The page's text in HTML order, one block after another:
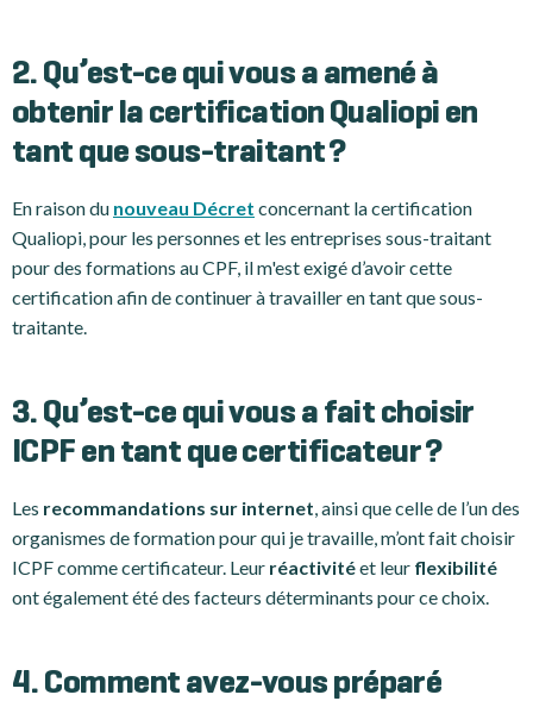
2. Qu’est-ce qui vous a amené à
obtenir la certification Qualiopi en
tant que sous-traitant ?
En raison du nouveau Décret concernant la certification
Qualiopi, pour les personnes et les entreprises sous-traitant
pour des formations au CPF, il m'est exigé d’avoir cette
certification afin de continuer à travailler en tant que sous-
traitante.
3. Qu’est-ce qui vous a fait choisir
ICPF en tant que certificateur ?
Les recommandations sur internet, ainsi que celle de l’un des
organismes de formation pour qui je travaille, m’ont fait choisir
ICPF comme certificateur. Leur réactivitéet leur flexibilité
ont également été des facteurs déterminants pour ce choix.
4. Comment avez-vous préparé